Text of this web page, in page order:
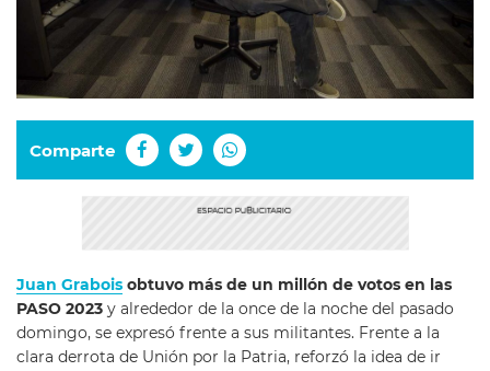
Comparte
Juan Grabois obtuvo más de un millón de votos en las
PASO 2023 y alrededor de la once de la noche del pasado
domingo, se expresó frente a sus militantes. Frente a la
clara derrota de Unión por la Patria, reforzó la idea de ir